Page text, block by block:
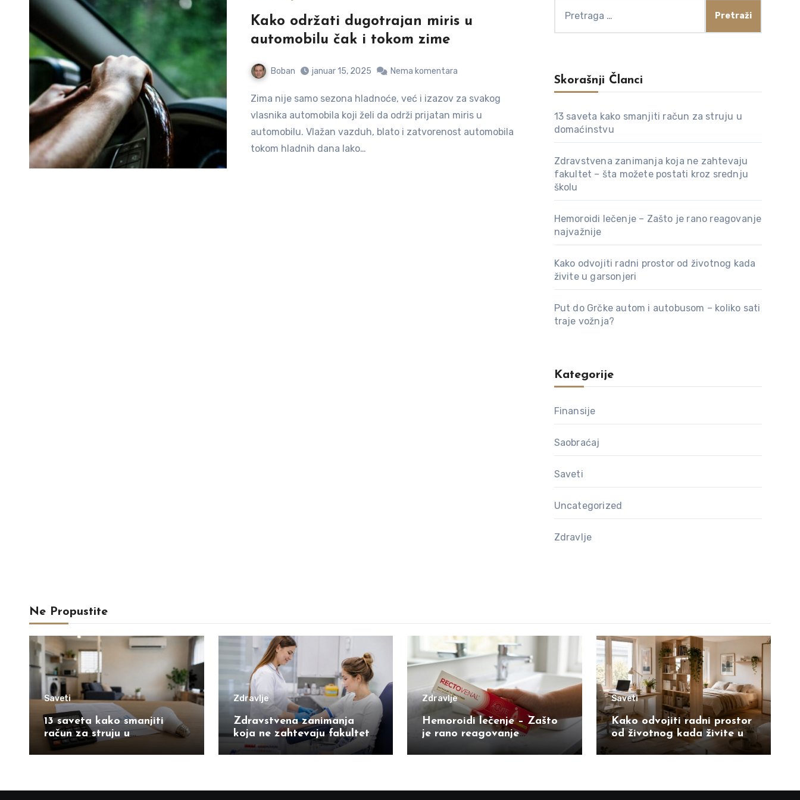
Kako održati dugotrajan miris u
automobilu čak i tokom zime
Boban januar 15, 2025 Nema komentara
Zima nije samo sezona hladnoće, već i izazov za svakog
vlasnika automobila koji želi da održi prijatan miris u
automobilu. Vlažan vazduh, blato i zatvorenost automobila
tokom hladnih dana lako…
za:
Skorašnji Članci
13 saveta kako smanjiti račun za struju u
domaćinstvu
Zdravstvena zanimanja koja ne zahtevaju
fakultet – šta možete postati kroz srednju
školu
Hemoroidi lečenje – Zašto je rano reagovanje
najvažnije
Kako odvojiti radni prostor od životnog kada
živite u garsonjeri
Put do Grčke autom i autobusom – koliko sati
traje vožnja?
Kategorije
Finansije
Saobraćaj
Saveti
Uncategorized
Zdravlje
Ne Propustite
Saveti
13 saveta kako smanjiti
račun za struju u
domaćinstvu
Zdravlje
Zdravstvena zanimanja
koja ne zahtevaju fakultet
– šta možete postati kroz
srednju školu
Zdravlje
Hemoroidi lečenje – Zašto
je rano reagovanje
Saveti
Kako odvojiti radni prostor
od životnog kada živite u
garsonjeri